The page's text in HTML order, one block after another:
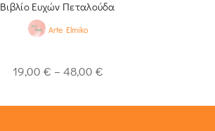
Βιβλίο Ευχών Πεταλούδα
Arte Elmiko
19,00 € – 48,00 €